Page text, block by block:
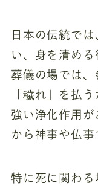
日本の伝統で
い、身を清め
葬儀の場では
「穢れ」を払
強い浄化作用が
から神事や仏事
特に死に関わる